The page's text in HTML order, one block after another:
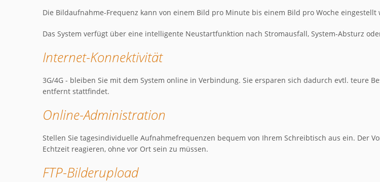
Die Bildaufnahme-Frequenz kann von einem Bild pro Minute bis einem Bild pro Woche eingestellt
Das System verfügt über eine intelligente Neustartfunktion nach Stromausfall, System-Absturz
Internet-Konnektivität
3G/4G - bleiben Sie mit dem System online in Verbindung. Sie ersparen sich dadurch evtl. teure
entfernt stattfindet.
Online-Administration
Stellen Sie tagesindividuelle Aufnahmefrequenzen bequem von Ihrem Schreibtisch aus ein. Der
Echtzeit reagieren, ohne vor Ort sein zu müssen.
FTP-Bilderupload